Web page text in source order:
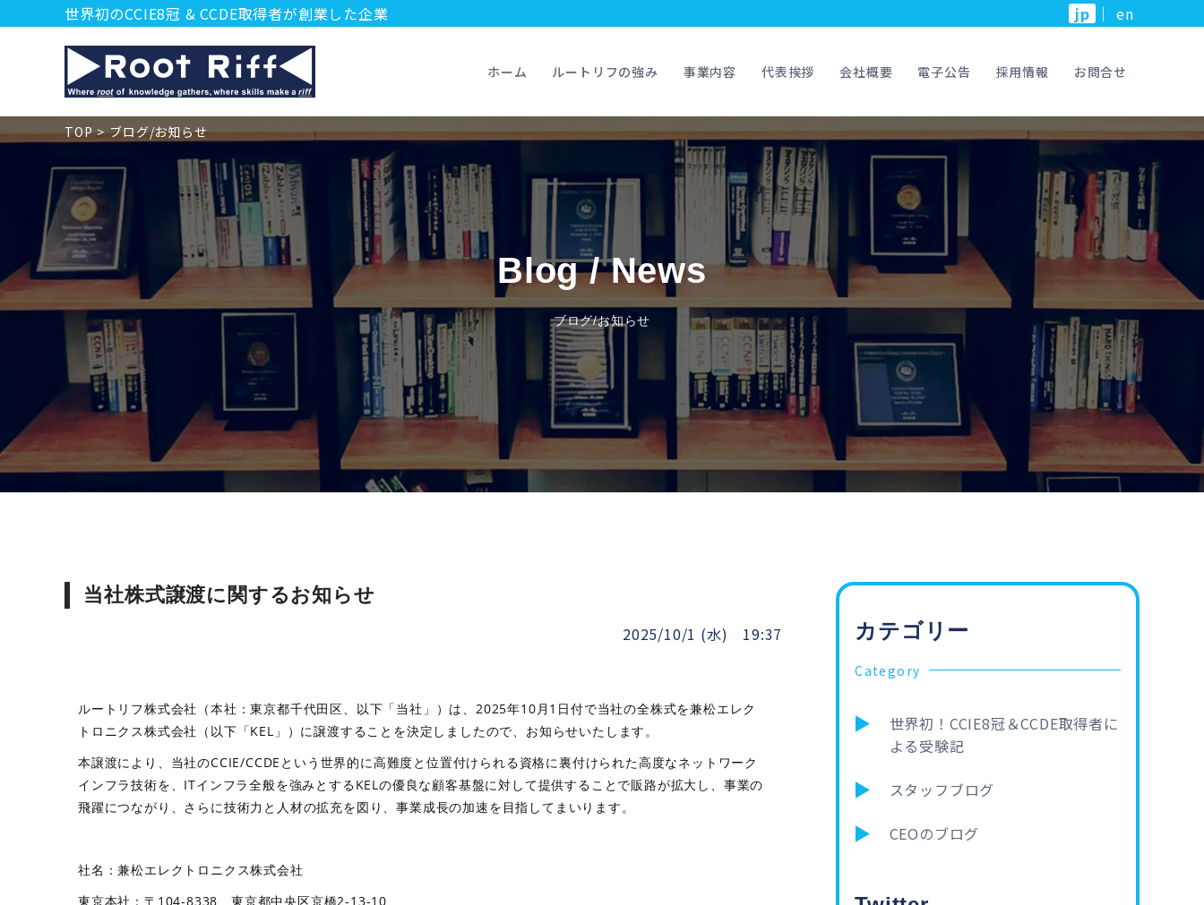
世界初のCCIE8冠 & CCDE取得者が創業した企業 jp ｜ en
ホーム ルートリフの強み 事業内容 代表挨拶 会社概要 電子公告 採用情報 お問合せ
TOP ブログ/お知らせ
Blog / News
ブログ/お知らせ
当社株式譲渡に関するお知らせ
2025/10/1 (水) 19:37
ルートリフ株式会社（本社：東京都千代田区、以下「当社」）は、2025年10月1日付で当社の全株式を兼松エレク
トロニクス株式会社（以下「KEL」）に譲渡することを決定しましたので、お知らせいたします。
本譲渡により、当社のCCIE/CCDEという世界的に高難度と位置付けられる資格に裏付けられた高度なネットワーク
インフラ技術を、ITインフラ全般を強みとするKELの優良な顧客基盤に対して提供することで販路が拡大し、事業の
飛躍につながり、さらに技術力と人材の拡充を図り、事業成長の加速を目指してまいります。
社名：兼松エレクトロニクス株式会社
東京本社：〒104-8338 東京都中央区京橋2-13-10
カテゴリー
Category
世界初！CCIE8冠＆CCDE取得者に
よる受験記
スタッフブログ
CEOのブログ